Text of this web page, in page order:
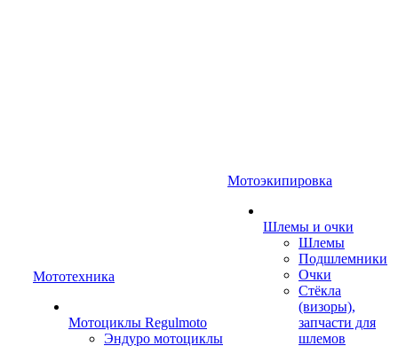
Мототехника
Мотоциклы Regulmoto
Эндуро мотоциклы
Мотоэкипировка
Шлемы и очки
Шлемы
Подшлемники
Очки
Стёкла
(визоры),
запчасти для
шлемов